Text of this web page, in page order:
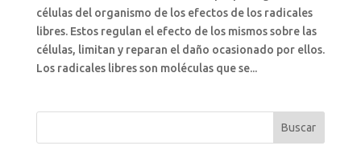
células del organismo de los efectos de los radicales
libres. Estos regulan el efecto de los mismos sobre las
células, limitan y reparan el daño ocasionado por ellos.
Los radicales libres son moléculas que se...